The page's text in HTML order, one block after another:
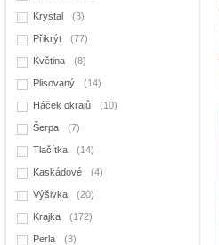
Krystal (3)
Přikrýt (77)
Květina (8)
Plisovaný (14)
Háček okrajů (10)
Šerpa (7)
Tlačítka (14)
Kaskádové (4)
Výšivka (20)
Krajka (172)
Perla (3)